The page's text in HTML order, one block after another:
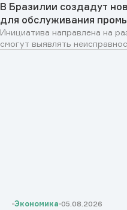
В Бразилии создадут
для обслуживания
Инициатива направлена на
смогут выявлять
Экономика 05.08.2026